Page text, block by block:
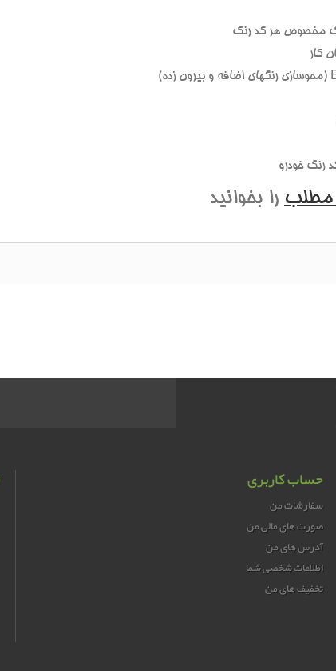
مخصوص هر کد رنگ
کار
رنگ خودرو
مطلب را بخوانيد
حساب کاربری
سفارشات من
صورت های مالی من
آدرس های من
اطلاعات شخصی شما
تخفیف های من